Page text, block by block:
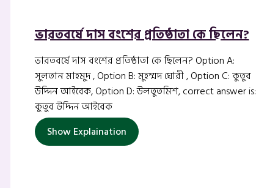
ভারতবর্ষে দাস বংশের প্রতিষ্ঠাতা কে ছিলেন?
ভারতবর্ষে দাস বংশের প্রতিষ্ঠাতা কে ছিলেন? Option A:
সুলতান মাহমুদ , Option B: মুহম্মদ ঘোরী , Option C: কুতুব
উদ্দিন আইবেক, Option D: উলতুতমিশ, correct answer is:
কুতুব উদ্দিন আইবেক
Show Explaination